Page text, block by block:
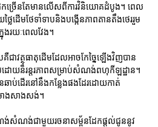
កច្រើនតែមានលើសពីការវិនិយោគដំបូង។ ពេល
ៃដើមថែទាំទាបនិងបង្កើនភាពតានតឹងថេររួម
ងរយៈពេលវែង។
ជាវត្ថុធាតុដើមដែលអាចកែច្នៃឡើងវិញបាន
បដោយនិរន្តរភាពសម្រាប់សំណង់ពហុកីឡដ្ឋាន។
ាប់ដើរនៅនឹងកន្លែងផងដែរដោយកាត់
ោងសាងសង់។
សំណង់ជាមួយរចនាសម្ព័នដែកផ្តល់ជូននូវ